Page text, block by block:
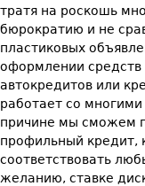
тратя на роскошь
бюрократию и не
пластиковых
оформлении средств
автокредитов или
работает со
причине мы сможем
профильный кредит,
соответствовать
желанию, ставке